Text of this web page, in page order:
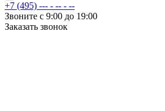
+7 (495) --- - -- - --
Звоните с 9:00 до 19:00
Заказать звонок